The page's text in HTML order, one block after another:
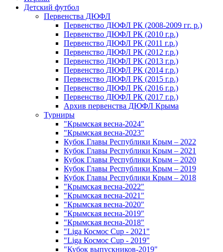
Детский футбол
Первенства ДЮФЛ
Первенство ДЮФЛ РК (2008-2009 гг. р.)
Первенство ДЮФЛ РК (2010 г.р.)
Первенство ДЮФЛ РК (2011 г.р.)
Первенство ДЮФЛ РК (2012 г.р.)
Первенство ДЮФЛ РК (2013 г.р.)
Первенство ДЮФЛ РК (2014 г.р.)
Первенство ДЮФЛ РК (2015 г.р.)
Первенство ДЮФЛ РК (2016 г.р.)
Первенство ДЮФЛ РК (2017 г.р.)
Архив первенства ДЮФЛ Крыма
Турниры
"Крымская весна-2024"
"Крымская весна-2023"
Кубок Главы Республики Крым – 2022
Кубок Главы Республики Крым – 2021
Кубок Главы Республики Крым – 2020
Кубок Главы Республики Крым – 2019
Кубок Главы Республики Крым – 2018
"Крымская весна-2022"
"Крымская весна-2021"
"Крымская весна-2020"
"Крымская весна-2019"
"Крымская весна-2018"
"Liga Космос Cup - 2021"
"Liga Космос Cup - 2019"
"Кубок выпускников-2019"